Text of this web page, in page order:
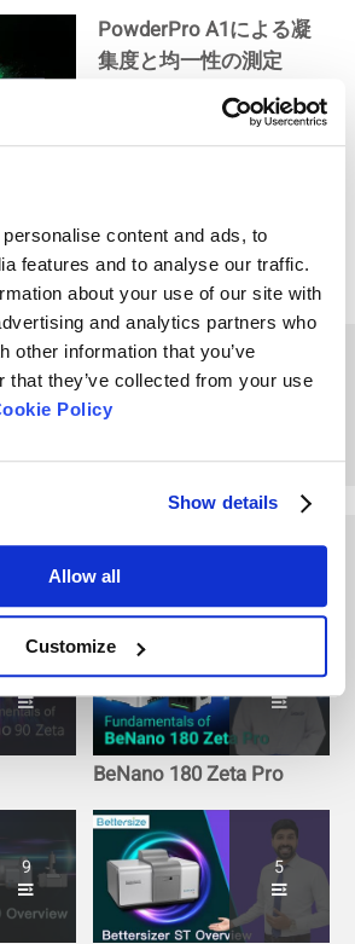
content and ads, to
features and to analyse our traffic.
about your use of our site with
and analytics partners who
other information that you’ve
that they’ve collected from your use
Policy
Show details
Allow all
Customize
PowderPro A1による凝
集度と均一性の測定
と測定方法の解説
PowderPro A1による粉
末材料の流動性評価
6 16
BeNano 180 Zeta Pro
9 5